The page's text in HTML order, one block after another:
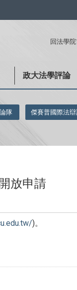
回法學
政大法學評論
隊 傑賽普國際法辯
放申請
)。